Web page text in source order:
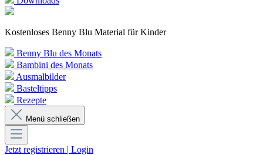
Kostenloses Benny Blu Material für Kinder
Benny Blu des Monats
Bambini des Monats
Ausmalbilder
Basteltipps
Rezepte
Menü schließen
Jetzt registrieren | Login